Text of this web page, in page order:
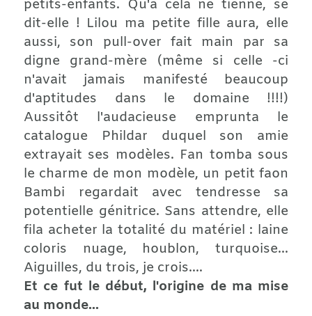
petits-enfants. Qu'à cela ne tienne, se
dit-elle ! Lilou ma petite fille aura, elle
aussi, son pull-over fait main par sa
digne grand-mère (même si celle -ci
n'avait jamais manifesté beaucoup
d'aptitudes dans le domaine !!!!)
Aussitôt l'audacieuse emprunta le
catalogue Phildar duquel son amie
extrayait ses modèles. Fan tomba sous
le charme de mon modèle, un petit faon
Bambi regardait avec tendresse sa
potentielle génitrice. Sans attendre, elle
fila acheter la totalité du matériel : laine
coloris nuage, houblon, turquoise...
Aiguilles, du trois, je crois....
Et ce fut le début, l'origine de ma mise
au monde...